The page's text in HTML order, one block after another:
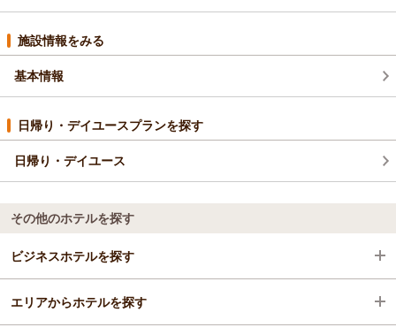
施設情報をみる
基本情報
日帰り・デイユースプランを探す
日帰り・デイユース
その他のホテルを探す
ビジネスホテルを探す
石川県
エリアからホテルを探す